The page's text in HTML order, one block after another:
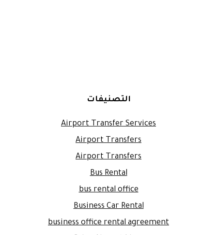
التصنيفات
Airport Transfer Services
Airport Transfers
Airport Transfers
Bus Rental
bus rental office
Business Car Rental
business office rental agreement